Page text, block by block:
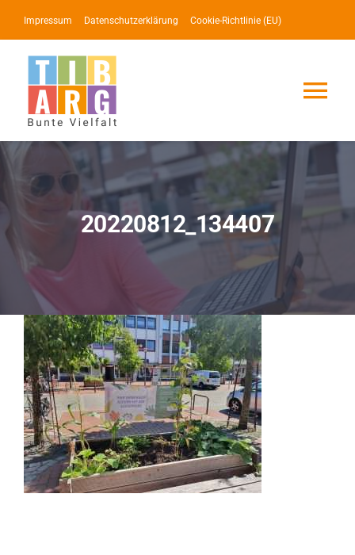
Inhalt
springen
Impressum Datenschutzerklärung Cookie-Richtlinie (EU)
Lotse
Service
Events
Impressionen
Über uns
SUCHE
NACH:
20220812_134407